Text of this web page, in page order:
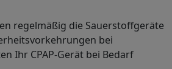
regelmäßig die Sauerstoffgeräte
bei
Ihr CPAP-Gerät bei Bedarf